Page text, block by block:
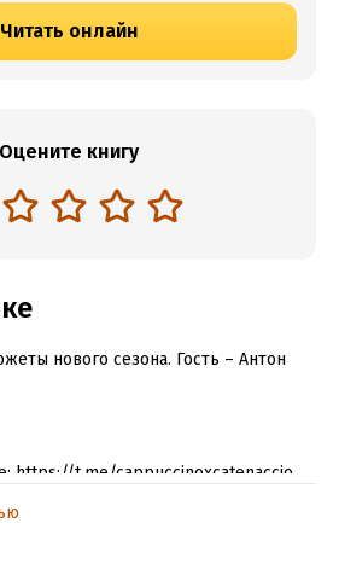
Читать онлайн
Оцените книгу
нового сезона. Гость – Антон
https://t.me/cappuccinoxcatenaccio
https://sponsr.ru/capcat/